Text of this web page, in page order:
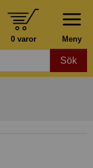
Meny
0 varor
Sök